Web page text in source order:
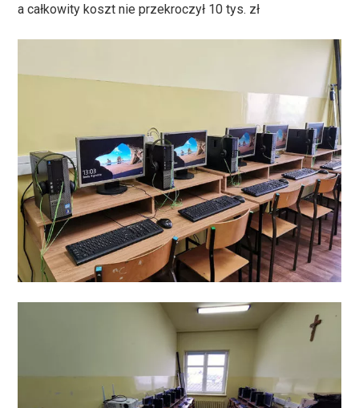
a całkowity koszt nie przekroczył 10 tys. zł